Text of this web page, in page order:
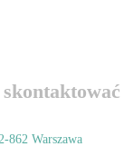
862 Warszawa